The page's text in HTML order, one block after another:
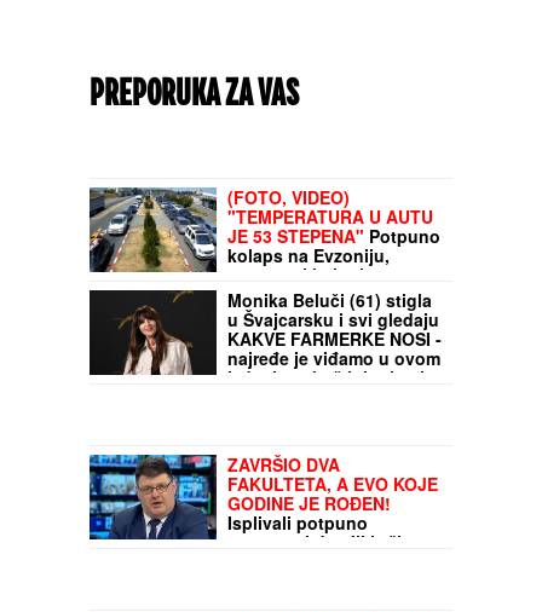
PREPORUKA ZA VAS
(FOTO, VIDEO)
"TEMPERATURA U AUTU
JE 53 STEPENA" Potpuno
kolaps na Evzoniju,
ogromnoj koloni se ne
vidi kraj: Na izlaz iz Grčke
čeka se preko dva sata,
putnici očajni
Monika Beluči (61) stigla
u Švajcarsku i svi gledaju
KAKVE FARMERKE NOSI -
najređe je viđamo u ovom
izdanju, a baš joj pristaje:
stilu
ZAVRŠIO DVA
FAKULTETA, A EVO KOJE
GODINE JE ROĐEN!
Isplivali potpuno
nepoznati detalji iz života